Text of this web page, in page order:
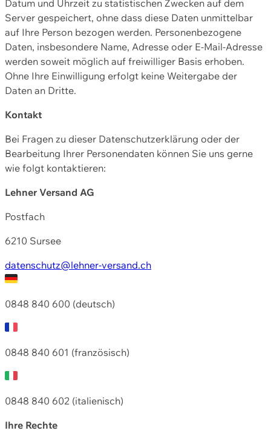
Datum und Uhrzeit zu statistischen Zwecken auf dem
Server gespeichert, ohne dass diese Daten unmittelbar
auf Ihre Person bezogen werden. Personenbezogene
Daten, insbesondere Name, Adresse oder E-Mail-Adresse
werden soweit möglich auf freiwilliger Basis erhoben.
Ohne Ihre Einwilligung erfolgt keine Weitergabe der
Daten an Dritte.
Kontakt
Bei Fragen zu dieser Datenschutzerklärung oder der
Bearbeitung Ihrer Personendaten können Sie uns gerne
wie folgt kontaktieren:
Lehner Versand AG
Postfach
6210 Sursee
datenschutz@lehner-versand.ch
0848 840 600 (deutsch)
0848 840 601 (französisch)
0848 840 602 (italienisch)
Ihre Rechte